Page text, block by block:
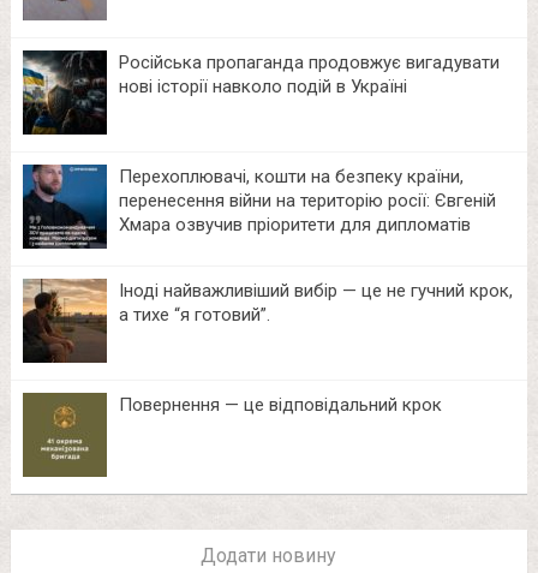
Російська пропаганда продовжує вигадувати
нові історії навколо подій в Україні
Перехоплювачі, кошти на безпеку країни,
перенесення війни на територію росії: Євгеній
Хмара озвучив пріоритети для дипломатів
Іноді найважливіший вибір — це не гучний крок,
а тихе “я готовий”.
Повернення — це відповідальний крок
Додати новину